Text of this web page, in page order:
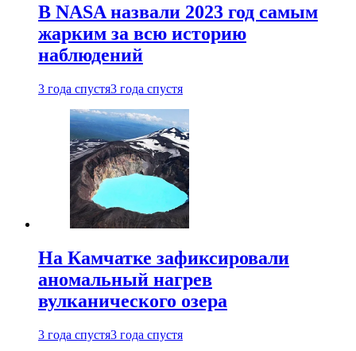
В NASA назвали 2023 год самым
жарким за всю историю
наблюдений
3 года спустя3 года спустя
На Камчатке зафиксировали
аномальный нагрев
вулканического озера
3 года спустя3 года спустя